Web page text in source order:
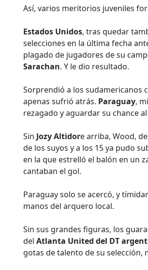
Así, varios meritorios juveniles
Estados Unidos, tras quedar
selecciones en la última fecha
plagado de jugadores de su
Sarachan. Y le dio resultado.
Sorprendió a los sudamericanos
apenas sufrió atrás. Paraguay,
rezagado y aguardar su chance
Sin Jozy Altidore arriba, Wood,
de los suyos y a los 15 ya pudo
en la que estrelló el balón en un
cantaban el gol.
Paraguay solo se acercó, y
manos del arquero local.
Sin sus grandes figuras, los
del Atlanta United del DT
gotas de talento de su selección,